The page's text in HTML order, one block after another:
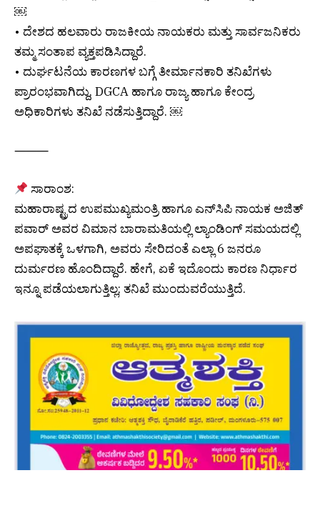
￼
• ದೇಶದ ಹಲವಾರು ರಾಜಕೀಯ ನಾಯಕರು ಮತ್ತು ಸಾರ್ವಜನಿಕರು
ತಮ್ಮ ಸಂತಾಪ ವ್ಯಕ್ತಪಡಿಸಿದ್ದಾರೆ.
• ದುರ್ಘಟನೆಯ ಕಾರಣಗಳ ಬಗ್ಗೆ ತೀರ್ಮಾನಕಾರಿ ತನಿಖೆಗಳು
ಪ್ರಾರಂಭವಾಗಿದ್ದು, DGCA ಹಾಗೂ ರಾಜ್ಯ ಹಾಗೂ ಕೇಂದ್ರ
ಅಧಿಕಾರಿಗಳು ತನಿಖೆ ನಡೆಸುತ್ತಿದ್ದಾರೆ. ￼
⸻
ಸಾರಾಂಶ:
ಮಹಾರಾಷ್ಟ್ರದ ಉಪಮುಖ್ಯಮಂತ್ರಿ ಹಾಗೂ ಎನ್‌ಸಿಪಿ ನಾಯಕ ಅಜಿತ್
ಪವಾರ್ ಅವರ ವಿಮಾನ ಬಾರಾಮತಿಯಲ್ಲಿ ಲ್ಯಾಂಡಿಂಗ್ ಸಮಯದಲ್ಲಿ
ಅಪಘಾತಕ್ಕೆ ಒಳಗಾಗಿ, ಅವರು ಸೇರಿದಂತೆ ಎಲ್ಲಾ 6 ಜನರೂ
ದುರ್ಮರಣ ಹೊಂದಿದ್ದಾರೆ. ಹೇಗೆ, ಏಕೆ ಇದೊಂದು ಕಾರಣ ನಿರ್ಧಾರ
ಇನ್ನೂ ಪಡೆಯಲಾಗುತ್ತಿಲ್ಲ; ತನಿಖೆ ಮುಂದುವರೆಯುತ್ತಿದೆ.